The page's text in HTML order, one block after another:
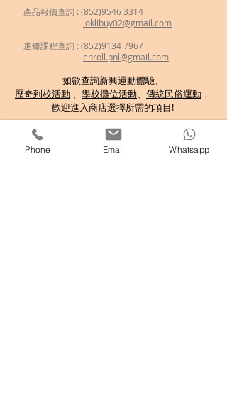
產品報價查詢 : (852)9546 3314
loklibuy02@gmail.com
進修課程查詢 : (852)9134 7967
enroll.pnl@gmail.com
如欲查詢新興運動體驗、
歷奇到校活動 、 學校攤位活動、 傳統民俗運動 ，
歡迎進入商店選擇所需的項目!
分享至 :
Phone Email Whatsapp